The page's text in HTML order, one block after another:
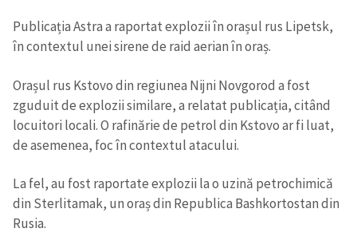
Publicația Astra a raportat explozii în orașul rus Lipetsk,
în contextul unei sirene de raid aerian în oraș.
Orașul rus Kstovo din regiunea Nijni Novgorod a fost
zguduit de explozii similare, a relatat publicația, citând
locuitori locali. O rafinărie de petrol din Kstovo ar fi luat,
de asemenea, foc în contextul atacului.
La fel, au fost raportate explozii la o uzină petrochimică
din Sterlitamak, un oraș din Republica Bashkortostan din
Rusia.